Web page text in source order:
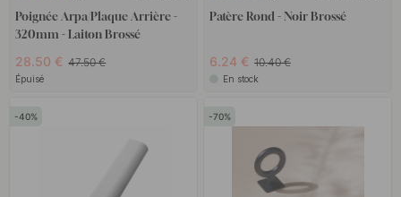
Poignée Arpa/Plaque Arrière -
320mm - Laiton Brossé
28.50 € 47.50 €
Épuisé
Patère Rond - Noir Brossé
6.24 € 10.40 €
En stock
40 70